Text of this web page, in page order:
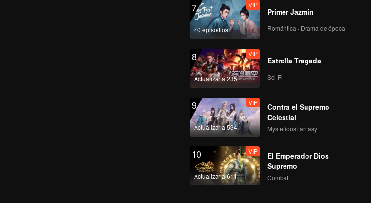
7
40 episodios
VIP
Primer Jazmín
Romántica · Drama de época
8
Actualizar a 235
VIP
Estrella Tragada
Sci-Fi
9
Actualizar a 534
VIP
Contra el Supremo
Celestial
MysteriousFantasy
10
Actualizar a 611
VIP
El Emperador Dios
Supremo
Combat